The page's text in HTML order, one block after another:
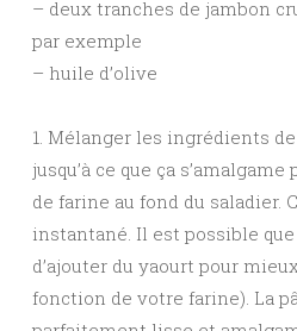
– deux tranches de jambon
par exemple
– huile d’olive
1. Mélanger les ingrédients
jusqu’à ce que ça s’amalgame
de farine au fond du saladier.
instantané. Il est possible
d’ajouter du yaourt pour
fonction de votre farine). La